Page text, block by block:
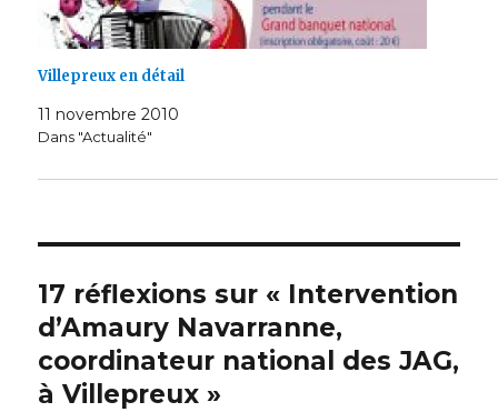
Villepreux en détail
11 novembre 2010
Dans "Actualité"
17 réflexions sur « Intervention
d’Amaury Navarranne,
coordinateur national des JAG,
à Villepreux »